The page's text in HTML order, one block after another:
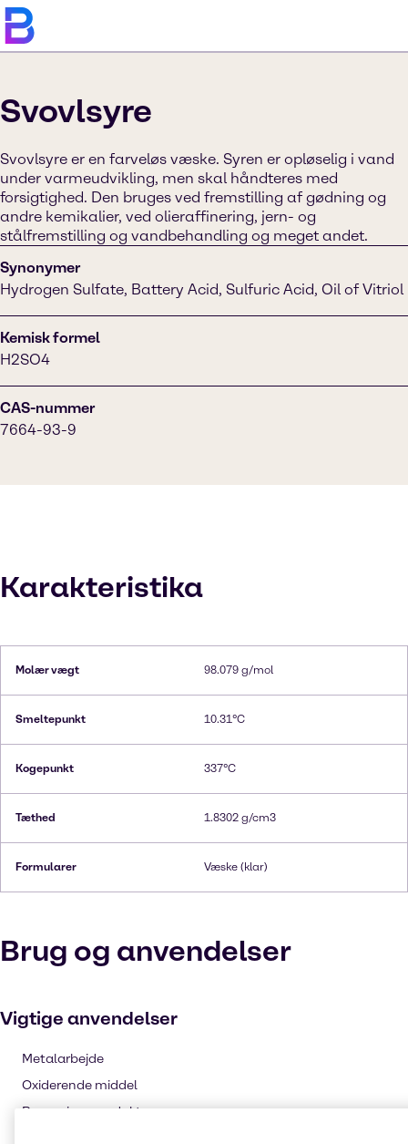
Svovlsyre
Svovlsyre er en farveløs væske. Syren er opløselig i vand
under varmeudvikling, men skal håndteres med
forsigtighed. Den bruges ved fremstilling af gødning og
andre kemikalier, ved olieraffinering, jern- og
stålfremstilling og vandbehandling og meget andet.
Synonymer
Hydrogen Sulfate, Battery Acid, Sulfuric Acid, Oil of Vitriol
Kemisk formel
H2SO4
CAS-nummer
7664-93-9
Karakteristika
Molær vægt 98.079 g/mol
Smeltepunkt 10.31°C
Kogepunkt 337°C
Tæthed 1.8302 g/cm3
Formularer Væske (klar)
Brug og anvendelser
Vigtige anvendelser
Metalarbejde
Oxiderende middel
Rengøringsprodukter